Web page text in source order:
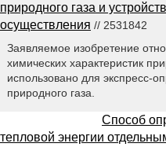
природного газа и
осуществления // 2531842
Заявляемое изобретение
химических характеристик
использовано для экспресс-
природного газа.
Способ
тепловой энергии